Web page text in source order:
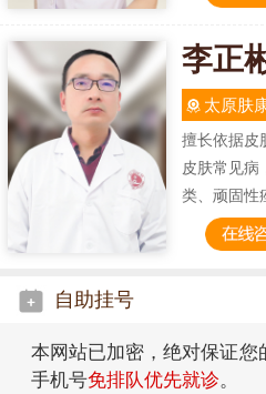
李正
太原肤
擅长依据皮
皮肤常见病
类、顽固性
自助挂号
本网站已加密，绝对保证您
手机号免排队优先就诊。